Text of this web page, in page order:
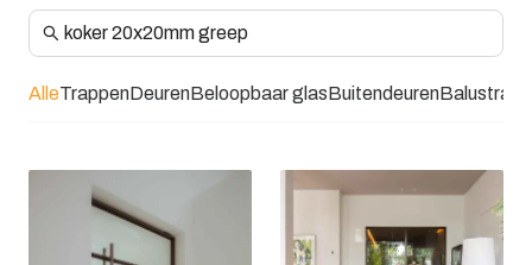
AlleTrappenDeurenBeloopbaar glasBuitendeuren